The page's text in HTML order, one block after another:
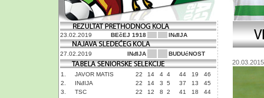
23.02.2019 BEčEJ 1918 INđIJA
27.02.2019 INđIJA BUDUćNOST
1. JAVOR MATIS 22 14 4 4 44 19
46
2.
INđIJA 22 14 3 5 37 13
45
3.
TSC 22 12 8 2 41 18
44
20.03.2015